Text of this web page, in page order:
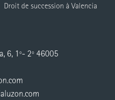
6, 1º- 2º 46005
Droit de succession à Valencia